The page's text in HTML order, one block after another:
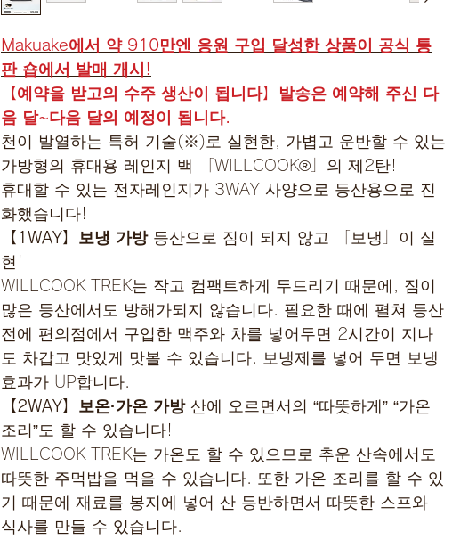
Makuake에서 약 910만엔 응원 구입 달성한 상품이 공식 통
판 숍에서
발매 개시!
【예약을 받고의 수주 생산이 됩니다】발송은 예약해 주신 다
음 달~다음 달의 예정이 됩니다.
천이 발열하는 특허 기술(※)로 실현한, 가볍고 운반할 수 있는
가방형의 휴대용 레인지 백 「WILLCOOK®」의 제2탄!
휴대할 수 있는 전자레인지가 3WAY 사양으로 등산용으로 진
화했습니다!
【1WAY】보냉 가방등산으로 짐이 되지 않고 「보냉」이 실
현!
WILLCOOK TREK는 작고 컴팩트하게 두드리기 때문에, 짐이
많은 등산에서도 방해가되지 않습니다. 필요한 때에 펼쳐 등산
전에 편의점에서 구입한 맥주와 차를 넣어두면 2시간이 지나
도 차갑고 맛있게 맛볼 수 있습니다. 보냉제를 넣어 두면 보냉
효과가 UP합니다.
【2WAY】보온·가온 가방산에 오르면서의 “따뜻하게” “가온
조리”도 할 수 있습니다!
WILLCOOK TREK는 가온도 할 수 있으므로 추운 산속에서도
따뜻한 주먹밥을 먹을 수 있습니다. 또한 가온 조리를 할 수 있
기 때문에 재료를 봉지에 넣어 산 등반하면서 따뜻한 스프와
식사를 만들 수 있습니다.